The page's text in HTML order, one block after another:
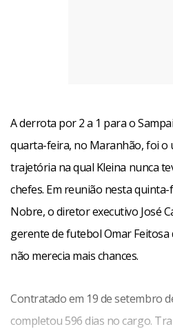
A derrota por 2 a 1 para o
quarta-feira, no Maranhão, foi o
trajetória na qual Kleina nunca
chefes. Em reunião nesta
Nobre, o diretor executivo José
gerente de futebol Omar Feitosa
não merecia mais chances.
Contratado em 19 de setembro
completou 596 dias no cargo.